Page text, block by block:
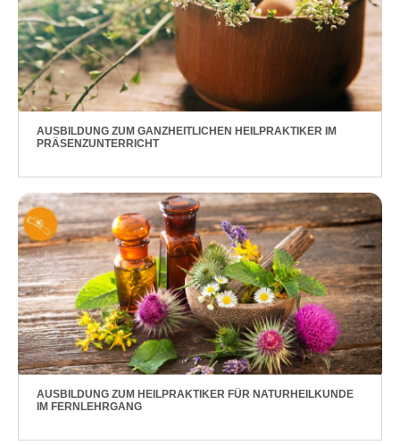
AUSBILDUNG ZUM GANZHEITLICHEN HEILPRAKTIKER IM
PRÄSENZUNTERRICHT
AUSBILDUNG ZUM HEILPRAKTIKER FÜR NATURHEILKUNDE
IM FERNLEHRGANG